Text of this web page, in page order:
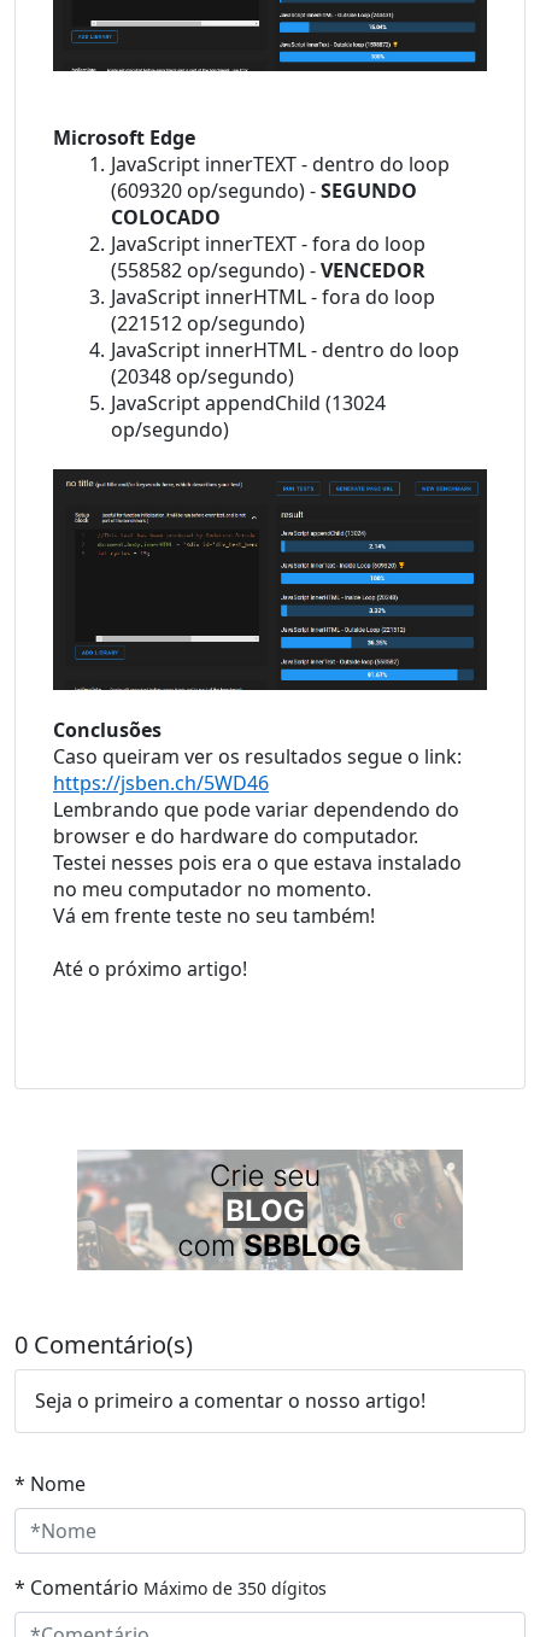
Microsoft Edge
JavaScript innerTEXT - dentro do loop
(609320 op/segundo) - SEGUNDO
COLOCADO
JavaScript innerTEXT - fora do loop
(558582 op/segundo) - VENCEDOR
JavaScript innerHTML - fora do loop
(221512 op/segundo)
JavaScript innerHTML - dentro do loop
(20348 op/segundo)
JavaScript appendChild (13024
op/segundo)
Conclusões
https://jsben.ch/5WD46
Lembrando que pode variar dependendo do
browser e do hardware do computador.
Testei nesses pois era o que estava instalado
no meu computador no momento.
Vá em frente teste no seu também!
Até o próximo artigo!
0 Comentário(s)
Seja o primeiro a comentar o nosso artigo!
* Nome
* Comentário Máximo de 350 dígitos